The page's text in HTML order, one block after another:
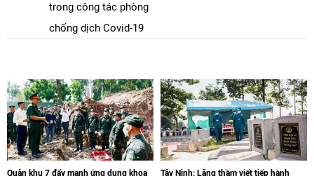
trong công tác phòng
chống dịch Covid-19
Quân khu 7 đẩy mạnh ứng dụng khoa
Tây Ninh: Lặng thầm viết tiếp hành